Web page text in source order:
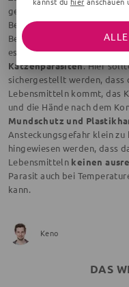
generell nach Aufenthalten
Bezug auf andere
Besitzer:innen
süßer Katzen
es sich beim Toxoplasma
Katzenparasiten. Hier
sichergestellt werden, dass
Lebensmitteln kommt, das
und die Hände nach dem
Mundschutz und
Ansteckungsgefahr klein
hingewiesen werden, dass
Lebensmitteln keinen
Parasit auch bei
kann.
Keno
DAS